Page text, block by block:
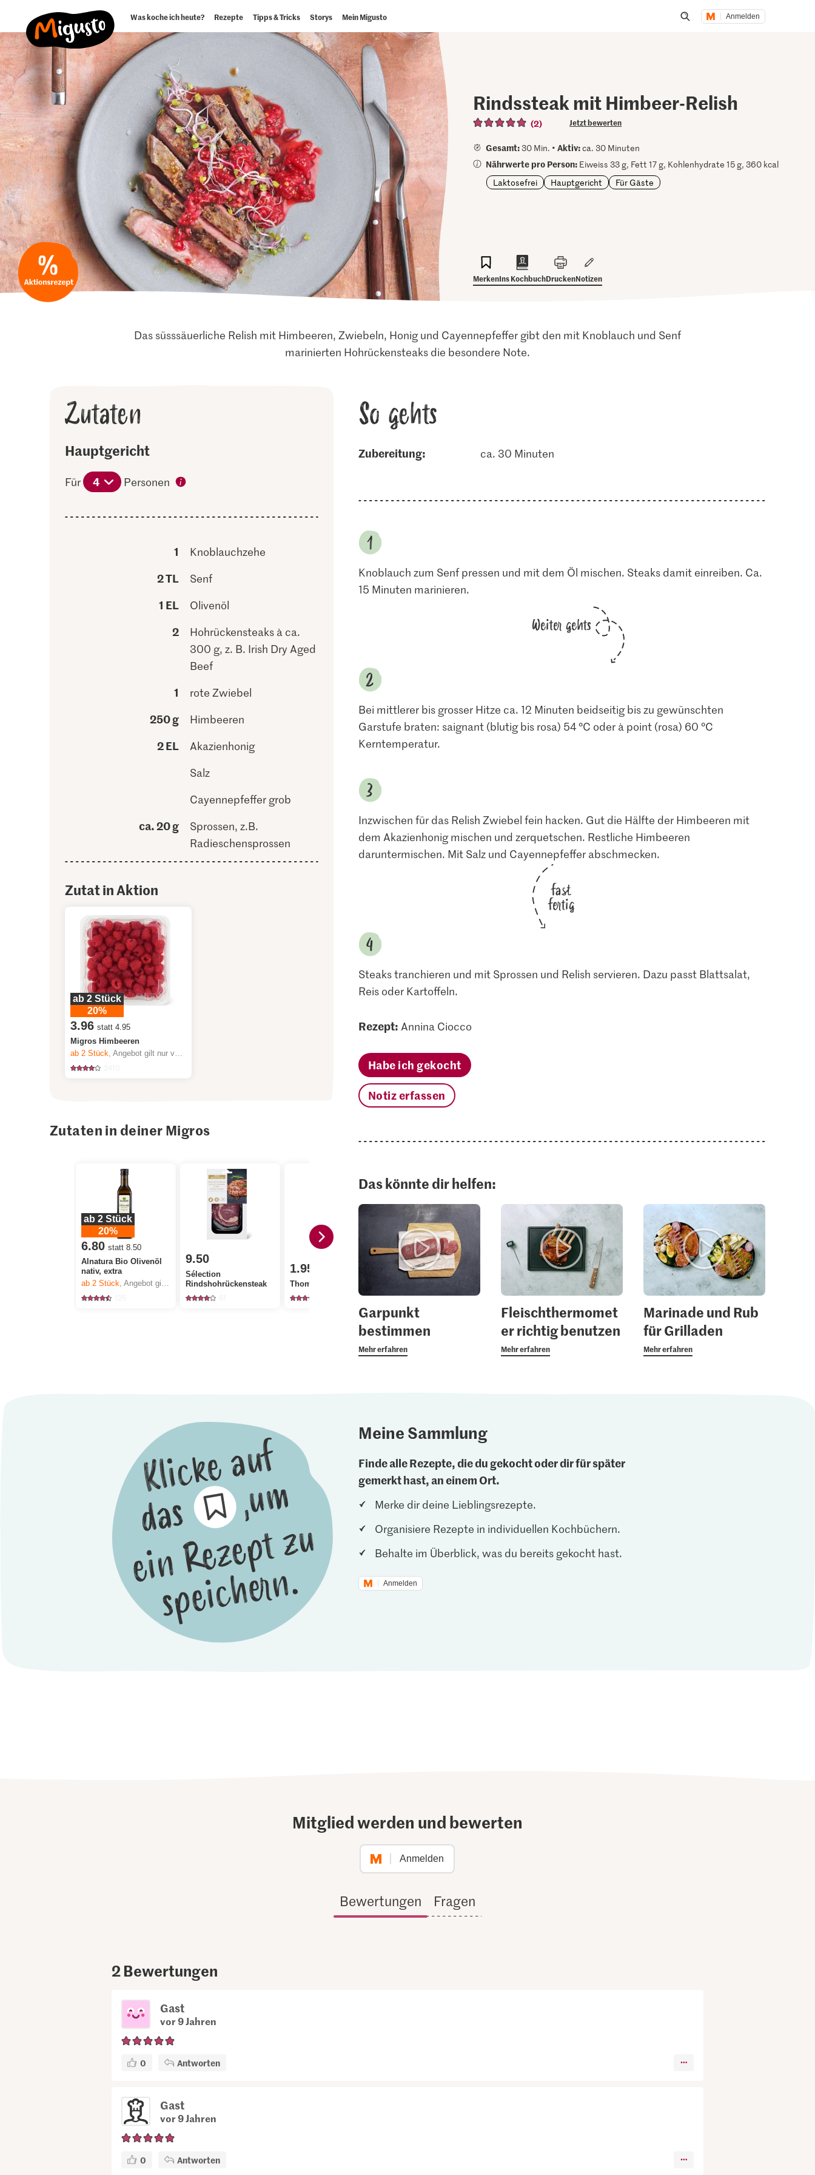
Was koche ich heute? Rezepte Tipps & Tricks Storys Mein Migusto Anmelden
Rindssteak mit Himbeer-Relish
(2) Jetzt bewerten
Gesamt: 30 Min. •Aktiv:ca. 30 Minuten
Nährwerte pro Person: Eiweiss 33 g, Fett 17 g, Kohlenhydrate 15 g, 360 kcal
Laktosefrei
Hauptgericht Für Gäste
MerkenIns KochbuchDruckenNotizen
Das süsssäuerliche Relish mit Himbeeren, Zwiebeln, Honig und Cayennepfeffer gibt den mit Knoblauch und Senf
marinierten Hohrückensteaks die besondere Note.
Zutaten
Hauptgericht
Für 4 Personen
1 Knoblauchzehe
2 TL Senf
1 EL Olivenöl
2
Hohrückensteaks à ca.
300 g, z. B. Irish Dry Aged
Beef
1 rote Zwiebel
250 g Himbeeren
2 EL
Akazienhonig
Salz
Cayennepfeffer grob
ca. 20 g
Sprossen, z.B.
Radieschensprossen
Zutat in Aktion
ab 2 Stück
20%
3.96 statt 4.95
Migros Himbeeren
ab 2 Stück, Angebot gilt nur vom 6.8. bis 12.8.2026, solange Vorrat.
Zutaten in deiner Migros
ab 2 Stück
20%
6.80 statt 8.50
Alnatura Bio Olivenöl
nativ, extra
ab 2Stück,Angebot gilt nur vom 6.8. bis 12.8.2026, solange Vorrat.
9.50
Sélection
Rindshohrückensteak
1.95
Thomy Senf mild
8.50
M-Classic
Akazienhonig
43
2.95
Bio Radieschen
Sprossen
23
1.05
Jura Sel Salz jodiert &
1242
2.25
M-Classic
Cayennepfeffer grob
53
So gehts
Zubereitung: ca. 30 Minuten
Knoblauch zum Senf pressen und mit dem Öl mischen. Steaks damit einreiben. Ca.
15 Minuten marinieren.
Weiter gehts
Bei mittlerer bis grosser Hitze ca. 12 Minuten beidseitig bis zu gewünschten
Garstufe braten: saignant (blutig bis rosa) 54 °C oder à point (rosa) 60 °C
Kerntemperatur.
Inzwischen für das Relish Zwiebel fein hacken. Gut die Hälfte der Himbeeren mit
dem Akazienhonig mischen und zerquetschen. Restliche Himbeeren
daruntermischen. Mit Salz und Cayennepfeffer abschmecken.
fast
fertig
Steaks tranchieren und mit Sprossen und Relish servieren. Dazu passt Blattsalat,
Reis oder Kartoffeln.
Rezept: Annina Ciocco
Habe ich gekocht
Notiz erfassen
Das könnte dir helfen:
Garpunkt
bestimmen
Mehr erfahren
Fleischthermomet
er richtig benutzen
Mehr erfahren
Marinade und Rub
für Grilladen
Mehr erfahren
Meine Sammlung
Finde alle Rezepte, die du gekocht oder dir für später
gemerkt hast, an einem Ort.
Merke dir deine Lieblingsrezepte.
Organisiere Rezepte in individuellen Kochbüchern.
Behalte im Überblick, was du bereits gekocht hast.
Anmelden
Mitglied werden und bewerten
Anmelden
Bewertungen Fragen
2Bewertungen
Gast
vor 9 Jahren
0 Antworten
Gast
vor 9 Jahren
0 Antworten